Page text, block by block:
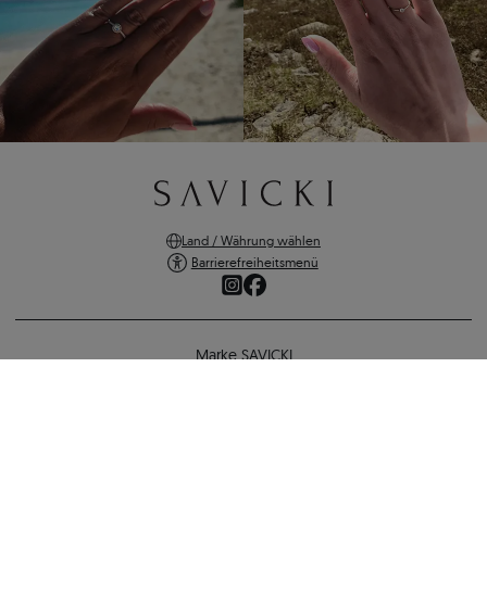
Land / Währung wählen
Barrierefreiheitsmenü
Marke SAVICKI